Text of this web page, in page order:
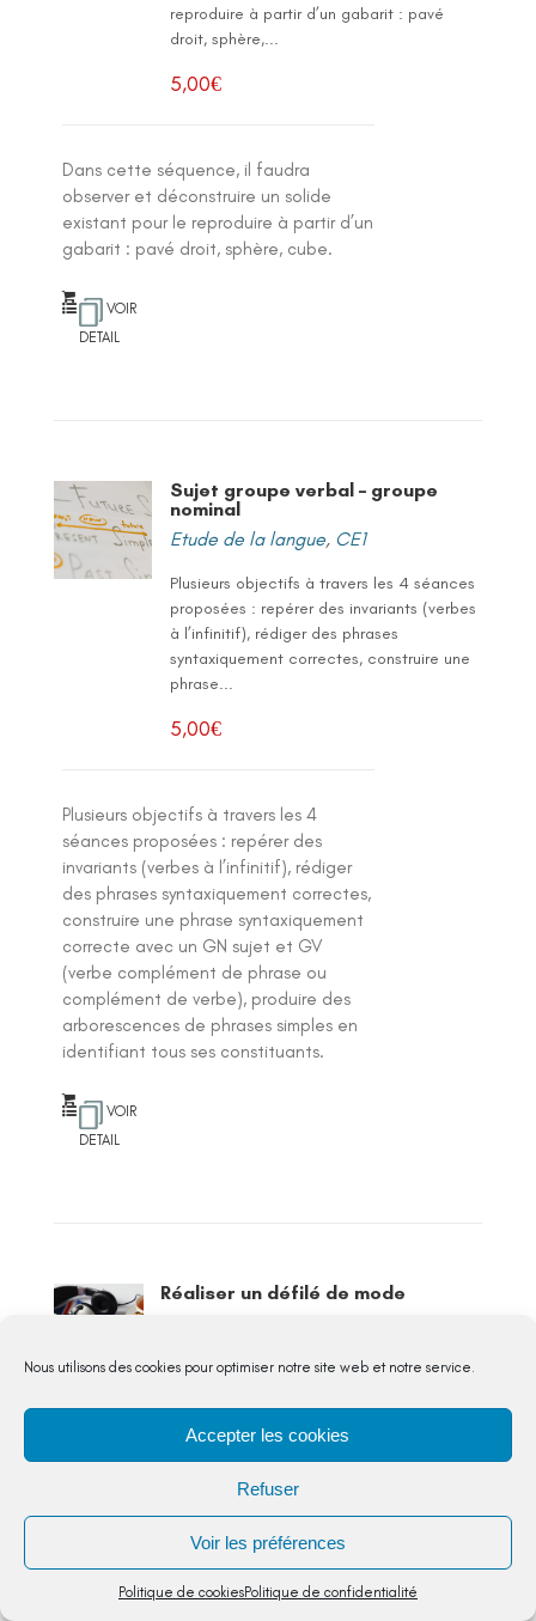
Nous utilisons des cookies pour optimiser notre site web et notre service.
Accepter les cookies
Refuser
Voir les préférences
Politique de cookiesPolitique de confidentialité
reproduire à partir d’un gabarit : pavé
droit, sphère,...
5,00€
Dans cette séquence, il faudra
observer et déconstruire un solide
existant pour le reproduire à partir d’un
gabarit : pavé droit, sphère, cube.
VOIR
DETAIL
Sujet groupe verbal – groupe
nominal
Etude de la langue, CE1
Plusieurs objectifs à travers les 4 séances
proposées : repérer des invariants (verbes
à l’infinitif), rédiger des phrases
syntaxiquement correctes, construire une
phrase...
5,00€
Plusieurs objectifs à travers les 4
séances proposées : repérer des
invariants (verbes à l’infinitif), rédiger
des phrases syntaxiquement correctes,
construire une phrase syntaxiquement
correcte avec un GN sujet et GV
(verbe complément de phrase ou
complément de verbe), produire des
arborescences de phrases simples en
identifiant tous ses constituants.
VOIR
DETAIL
Réaliser un défilé de mode
Les élèves apportent des
et doivent se décrire et défiler pour
montrer leur tenue....
5,00€
Les élèves apportent des